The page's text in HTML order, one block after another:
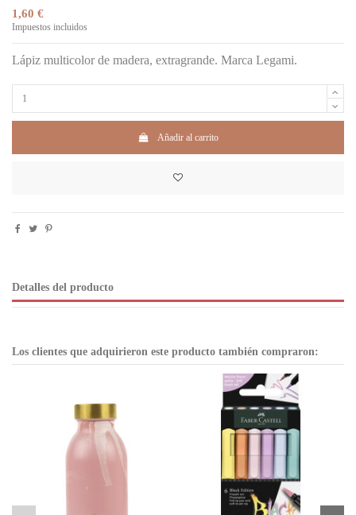
1,60 €
Impuestos incluidos
Lápiz multicolor de madera, extragrande. Marca Legami.
Añadir al carrito
Detalles del producto
Los clientes que adquirieron este producto también compraron: